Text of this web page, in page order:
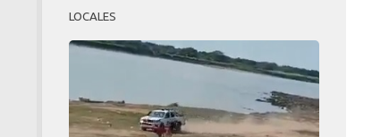
LOCALES